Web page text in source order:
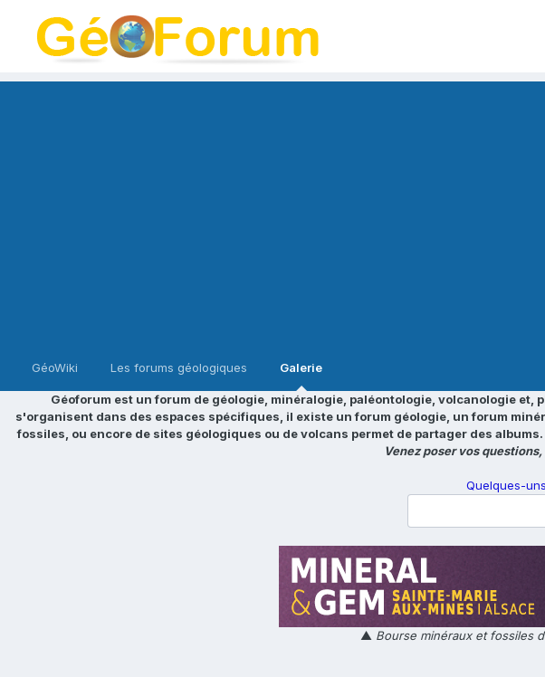
GéoWiki Les forums géologiques Galerie
Géoforum est un forum de géologie, minéralogie, paléontologie, volcanologie
s'organisent dans des espaces spécifiques, il existe un forum géologie, un forum
fossiles, ou encore de sites géologiques ou de volcans permet de partager des
Venez poser vos
Quelques-
▲ Bourse minéraux et fossiles